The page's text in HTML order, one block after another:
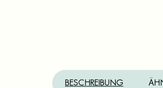
BESCHREIBUNG